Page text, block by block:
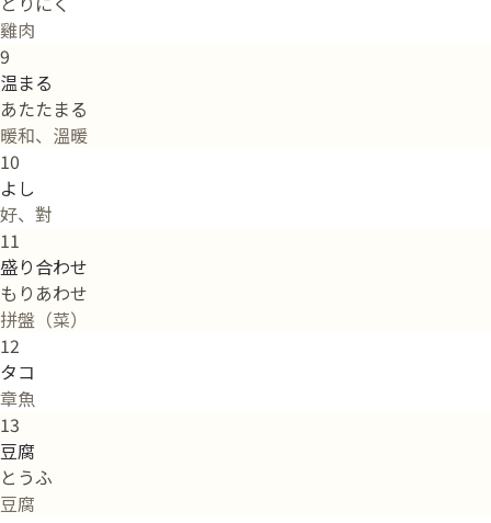
雞肉
9
温まる
あたたまる
暖和、溫暖
10
よし
好、對
11
盛り合わせ
もりあわせ
拼盤（菜）
12
タコ
章魚
13
豆腐
とうふ
豆腐